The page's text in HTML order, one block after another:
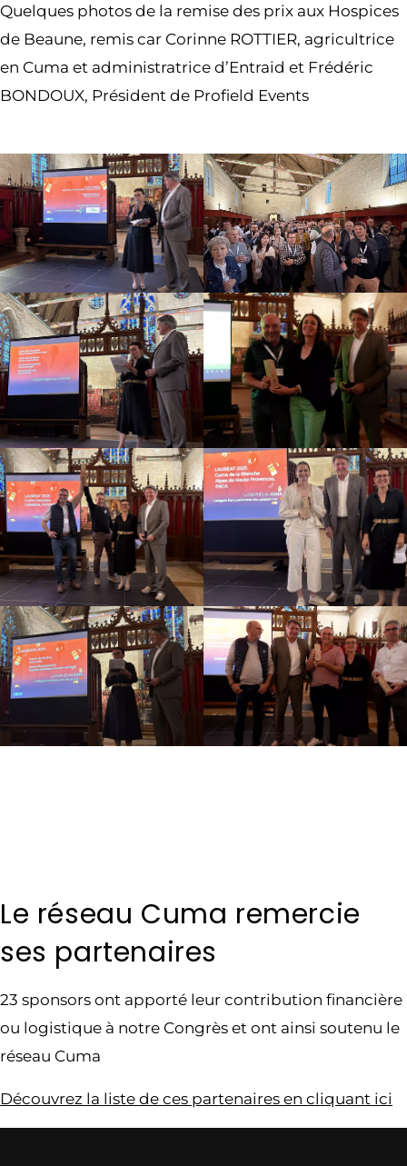
Quelques photos de la remise des prix aux Hospices
de Beaune, remis car Corinne ROTTIER, agricultrice
en Cuma et administratrice d’Entraid et Frédéric
BONDOUX, Président de Profield Events
Le réseau Cuma remercie
ses partenaires
23 sponsors ont apporté leur contribution financière
ou logistique à notre Congrès et ont ainsi soutenu le
réseau Cuma
Découvrez la liste de ces partenaires en cliquant ici